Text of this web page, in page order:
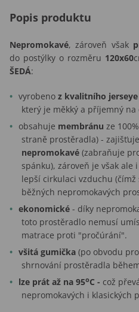
Popis produktu
Nepromokavé, zároveň však
do postýlky o rozměru 120x60
ŠEDÁ:
vyrobeno z kvalitního
který je měkký a příjemný na
obsahuje membránu ze
straně prostěradla) -
nepromokavé (zabraňuje
spánku), zároveň je však ale i
lepší cirkulaci vzduchu
běžných nepromokavých
ekonomické - díky
toto prostěradlo nemusí
matrace proti "pročúrání".
všitá gumička (po obvodu
shrnování prostěradla
lze prát až na 95oC - což
nepromokavých i klasických